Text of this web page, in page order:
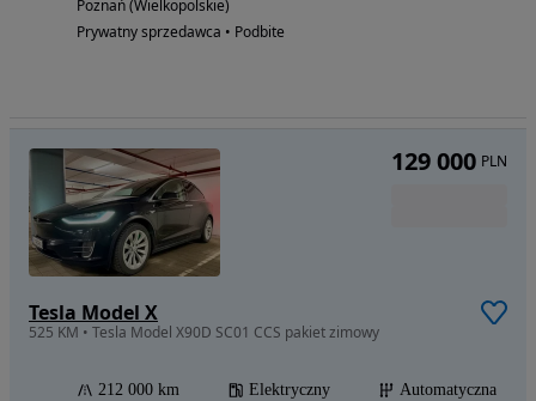
Poznań (Wielkopolskie)
Prywatny sprzedawca • Podbite
Tesla Model X
525 KM • Tesla Model X90D SC01 CCS pakiet zimowy
212 000 km Elektryczny
Automatyczna
129 000 PLN